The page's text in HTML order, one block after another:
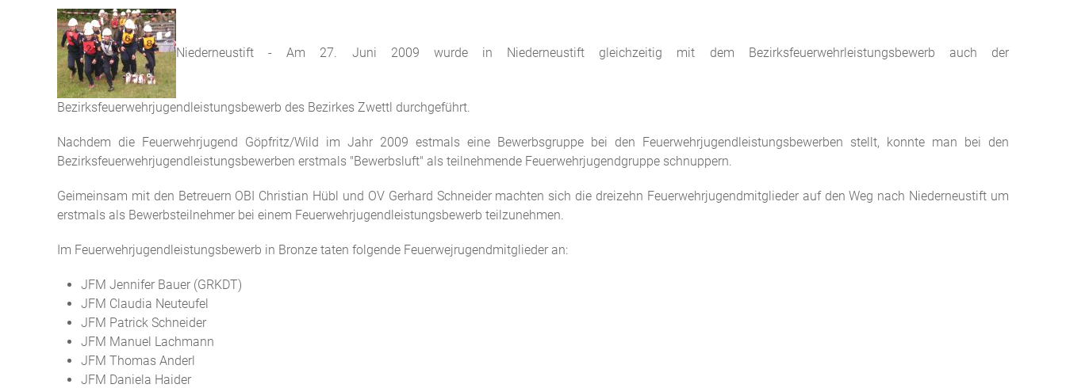
Niederneustift - Am 27. Juni 2009 wurde in Niederneustift gleichzeitig mit dem Bezirksfeuerwehrleistungsbewerb auch der
Bezirksfeuerwehrjugendleistungsbewerb des Bezirkes Zwettl durchgeführt.
Nachdem die Feuerwehrjugend Göpfritz/Wild im Jahr 2009 estmals eine Bewerbsgruppe bei den Feuerwehrjugendleistungsbewerben stellt, konnte man bei den
Bezirksfeuerwehrjugendleistungsbewerben erstmals "Bewerbsluft" als teilnehmende Feuerwehrjugendgruppe schnuppern.
Geimeinsam mit den Betreuern OBI Christian Hübl und OV Gerhard Schneider machten sich die dreizehn Feuerwehrjugendmitglieder auf den Weg nach Niederneustift um
erstmals als Bewerbsteilnehmer bei einem Feuerwehrjugendleistungsbewerb teilzunehmen.
Im Feuerwehrjugendleistungsbewerb in Bronze taten folgende Feuerwejrugendmitglieder an:
JFM Jennifer Bauer (GRKDT)
JFM Claudia Neuteufel
JFM Patrick Schneider
JFM Manuel Lachmann
JFM Thomas Anderl
JFM Daniela Haider